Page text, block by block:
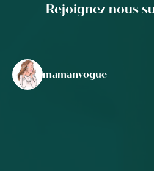
Rejoignez nous
mamanvogue